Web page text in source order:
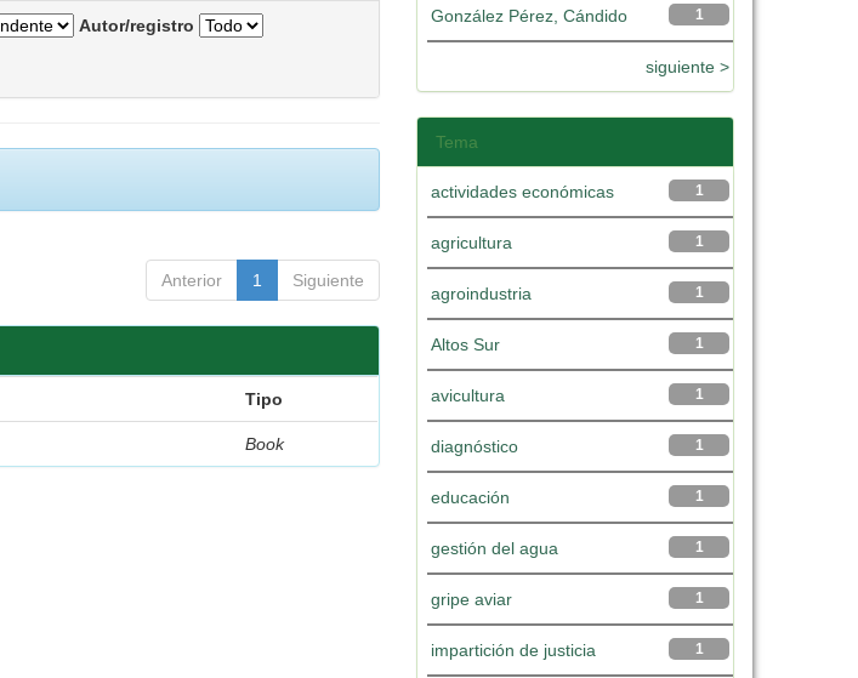
Autor/registro
Anterior 1 Siguiente
Tipo
Book
1
González Pérez, Cándido
siguiente >
Tema
1
actividades económicas
1
agricultura
1
agroindustria
1
Altos Sur
1
avicultura
1
diagnóstico
1
educación
1
gestión del agua
1
gripe aviar
1
impartición de justicia